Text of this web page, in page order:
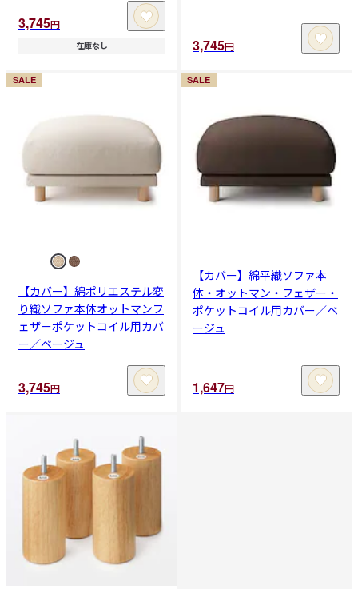
3,745円
在庫なし 3,745円
SALE
【カバー】綿ポリエステル変
り織ソファ本体オットマンフ
ェザーポケットコイル用カバ
ー／ベージュ
3,745円
SALE
【カバー】綿平織ソファ本
体・オットマン・フェザー・
ポケットコイル用カバー／ベ
ージュ
1,647円